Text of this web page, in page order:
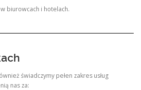
biurowcach i hotelach.
świadczymy pełen zakres usług
nas za: